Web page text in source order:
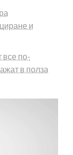
и
все по-
в полза